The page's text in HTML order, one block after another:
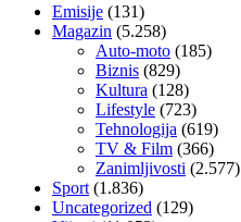
Emisije (131)
Magazin (5.258)
Auto-moto (185)
Biznis (829)
Kultura (128)
Lifestyle (723)
Tehnologija (619)
TV & Film (366)
Zanimljivosti (2.577)
Sport (1.836)
Uncategorized (129)